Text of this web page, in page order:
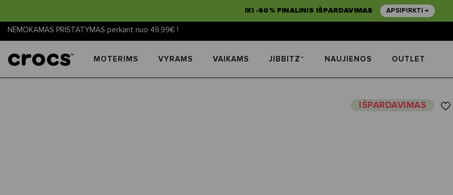
IKI -60% FINALINIS IŠPARDAVIMAS APSIPIRKTI →
NEMOKAMAS PRISTATYMAS perkant nuo 49,99€ !
MOTERIMS VYRAMS VAIKAMS JIBBITZ™ NAUJIENOS OUTLET
IŠPARDAVIMAS